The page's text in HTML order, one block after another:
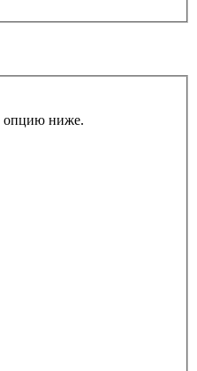
опцию ниже.